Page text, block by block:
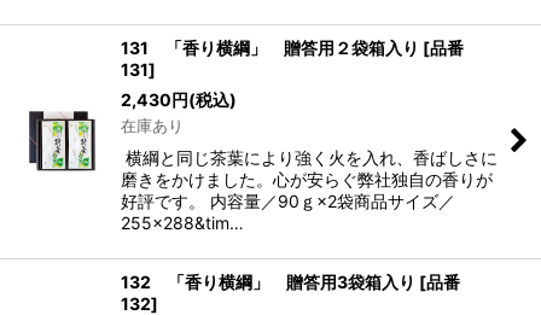
131 「香り横綱」 贈答用２袋箱入り [品番
131]
2,430円(税込)
在庫あり
横綱と同じ茶葉により強く火を入れ、香ばしさに
磨きをかけました。心が安らぐ弊社独自の香りが
好評です。 内容量／90ｇ×2袋商品サイズ／
255×288&tim…
132 「香り横綱」 贈答用3袋箱入り [品番
132]